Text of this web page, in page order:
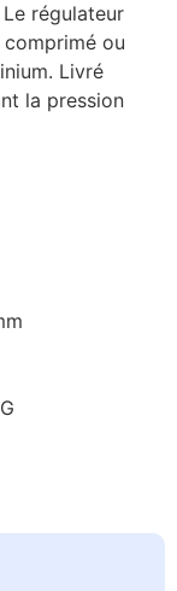
régulateur
comprimé ou
Livré
la pression